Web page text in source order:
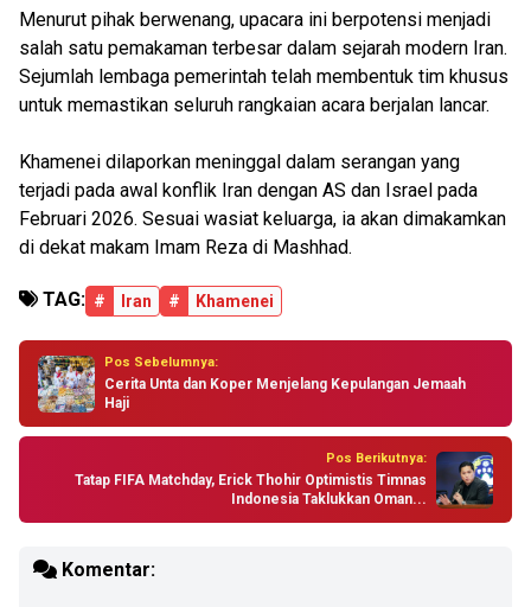
Menurut pihak berwenang, upacara ini berpotensi menjadi
salah satu pemakaman terbesar dalam sejarah modern Iran.
Sejumlah lembaga pemerintah telah membentuk tim khusus
untuk memastikan seluruh rangkaian acara berjalan lancar.
Khamenei dilaporkan meninggal dalam serangan yang
terjadi pada awal konflik Iran dengan AS dan Israel pada
Februari 2026. Sesuai wasiat keluarga, ia akan dimakamkan
di dekat makam Imam Reza di Mashhad.
TAG: # Iran # Khamenei
Pos Sebelumnya:
Cerita Unta dan Koper Menjelang Kepulangan Jemaah
Haji
Pos Berikutnya:
Tatap FIFA Matchday, Erick Thohir Optimistis Timnas
Indonesia Taklukkan Oman...
Komentar: